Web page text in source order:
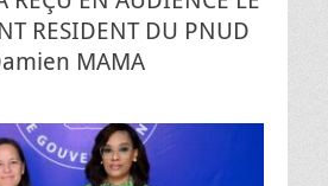
RESIDENT DU PNUD
MAMA